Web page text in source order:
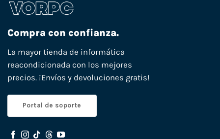
Compra con confianza.
La mayor tienda de informática
reacondicionada con los mejores
precios. ¡Envíos y devoluciones gratis!
Portal de soporte